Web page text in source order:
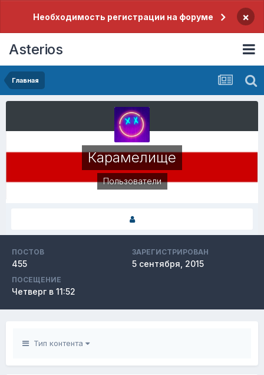
Необходимость регистрации на форуме ×
Asterios
Главная
Карамелище
Пользователи
ПОСТОВ
455
ЗАРЕГИСТРИРОВАН
5 сентября, 2015
ПОСЕЩЕНИЕ
Четверг в 11:52
Тип контента